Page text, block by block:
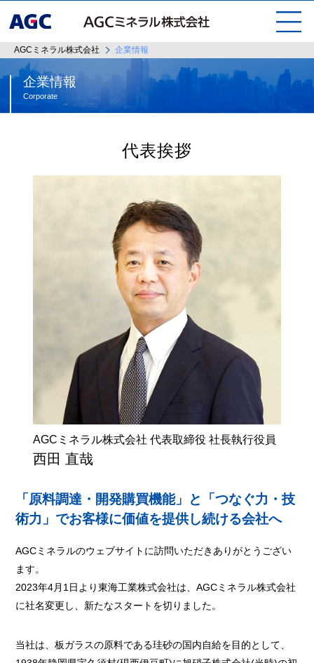
AGCミネラル株式会社 企業情報
企業情報
Corporate
代表挨拶
AGCミネラル株式会社 代表取締役 社長執行役員
西田 直哉
「原料調達・開発購買機能」と「つなぐ力・技
術力」でお客様に価値を提供し続ける会社へ
AGCミネラルのウェブサイトに訪問いただきありがとうござい
ます。
2023年4月1日より東海工業株式会社は、AGCミネラル株式会社
に社名変更し、新たなスタートを切りました。
当社は、板ガラスの原料である珪砂の国内自給を目的として、